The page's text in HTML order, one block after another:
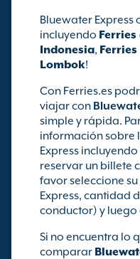
Bluewater Express
incluyendo Ferries
Indonesia,
Lombok!
Con Ferries.es
viajar con
simple y rápida.
información sobre
Express
reservar un billete
favor seleccione
Express, cantidad
conductor) y luego
Si no encuentra lo
comparar